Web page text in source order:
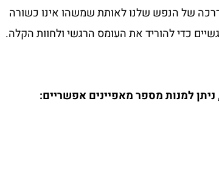
של הנפש שלנו לאותת שמשהו אינו כשורה
כדי להוריד את העומס הרגשי ולחוות הקלה.
למנות מספר מאפיינים אפשריים: